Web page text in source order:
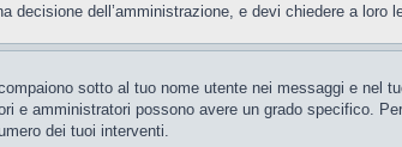
decisione dell’amministrazione, e devi chiedere a loro
sotto al tuo nome utente nei messaggi e
e amministratori possono avere un grado specifico.
dei tuoi interventi.